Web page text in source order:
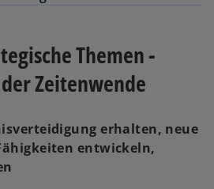
Themen -
Zeitenwende
erhalten, neue
entwickeln,